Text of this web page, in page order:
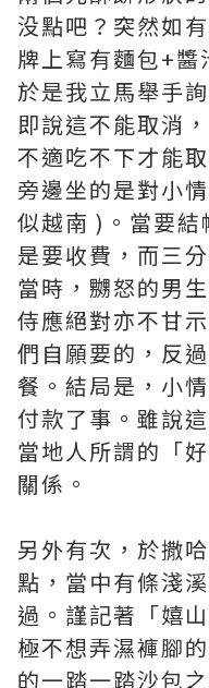
没點吧？突然如
牌上寫有麵包+醬
於是我立馬舉手
即說這不能取消
不適吃不下才能
旁邊坐的是對小
似越南 )。當要
是要收費，而三
當時，嬲怒的男
侍應絕對亦不甘
們自願要的，反
餐。結局是，小
付款了事。雖說
當地人所謂的「
關係。
另外有次，於撒
點，當中有條淺
過。謹記著「嬉
極不想弄濕褲腳
的一踏一踏沙包